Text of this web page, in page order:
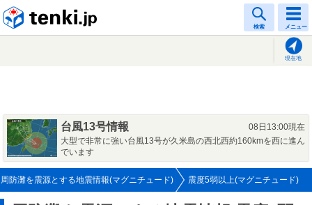
検索 メニュー
現在地
台風13号情報
08日13:00現在
大型で非常に強い台風13号が久米島の西北西約160kmを西に進ん
でいます
周防灘を震源とする地震情報(マグニチュード) 震度5弱以上(マグニチュード)